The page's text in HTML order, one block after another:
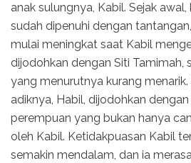
anak sulungnya, Kabil. Sejak
sudah dipenuhi dengan
mulai meningkat saat Kabil
dijodohkan dengan Siti Tamimah,
yang menurutnya kurang menarik.
adiknya, Habil, dijodohkan
perempuan yang bukan hanya
oleh Kabil. Ketidakpuasan Kabil
semakin mendalam, dan ia